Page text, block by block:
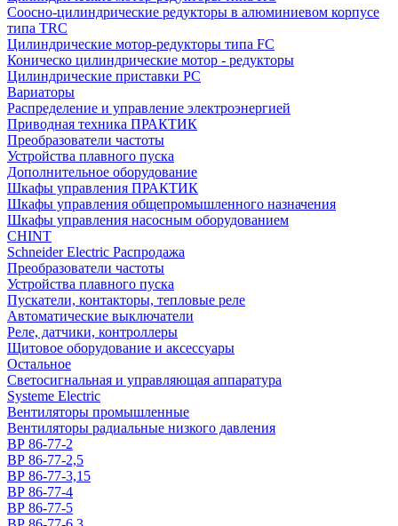
Соосно-цилиндрические редукторы в алюминиевом корпусе
типа TRC
Цилиндрические мотор-редукторы типа FC
Коническо цилиндрические мотор - редукторы
Цилиндрические приставки PC
Вариаторы
Распределение и управление электроэнергией
Приводная техника ПРАКТИК
Преобразователи частоты
Устройства плавного пуска
Дополнительное оборудование
Шкафы управления ПРАКТИК
Шкафы управления общепромышленного назначения
Шкафы управления насосным оборудованием
CHINT
Schneider Electric Распродажа
Преобразователи частоты
Устройства плавного пуска
Пускатели, контакторы, тепловые реле
Автоматические выключатели
Реле, датчики, контроллеры
Щитовое оборудование и аксессуары
Остальное
Светосигнальная и управляющая аппаратура
Systeme Electric
Вентиляторы промышленные
Вентиляторы радиальные низкого давления
ВР 86-77-2
ВР 86-77-2,5
ВР 86-77-3,15
ВР 86-77-4
ВР 86-77-5